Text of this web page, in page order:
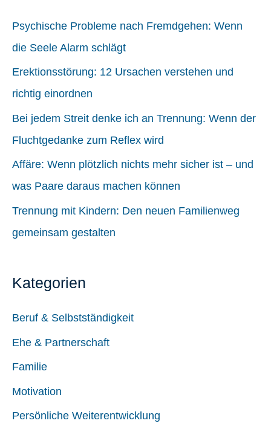
e
n
n
a
c
h
Psychische Probleme nach Fremdgehen: Wenn
die Seele Alarm schlägt
Erektionsstörung: 12 Ursachen verstehen und
richtig einordnen
Bei jedem Streit denke ich an Trennung: Wenn der
Fluchtgedanke zum Reflex wird
Affäre: Wenn plötzlich nichts mehr sicher ist – und
was Paare daraus machen können
Trennung mit Kindern: Den neuen Familienweg
gemeinsam gestalten
Kategorien
Beruf & Selbstständigkeit
Ehe & Partnerschaft
Familie
Motivation
Persönliche Weiterentwicklung